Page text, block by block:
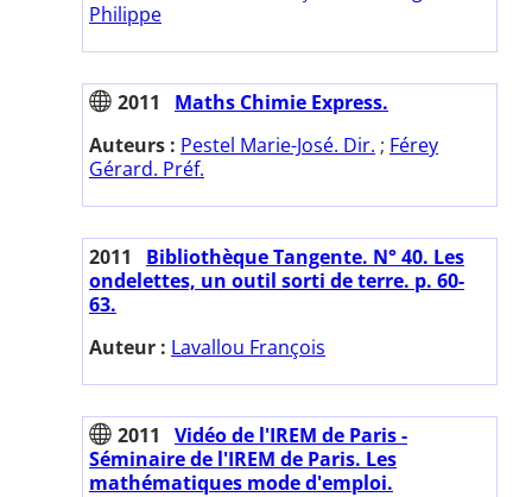
Philippe
2011
Maths Chimie Express.
Auteurs : Pestel Marie-José. Dir. ; Férey
Gérard. Préf.
2011
Bibliothèque Tangente. N° 40. Les
ondelettes, un outil sorti de terre. p. 60-
63.
Auteur : Lavallou François
2011
Vidéo de l'IREM de Paris -
Séminaire de l'IREM de Paris. Les
mathématiques mode d'emploi.